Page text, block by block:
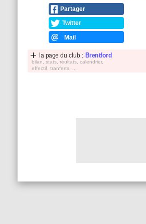
Partager
Twitter
Mail
la page du club : Brentford
bilan, stats, réultats, calendrier,
effectif, tranferts, ...